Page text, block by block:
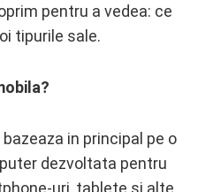
pentru a vedea: ce
tipurile sale.
in principal pe o
dezvoltata pentru
uri, tablete si alte